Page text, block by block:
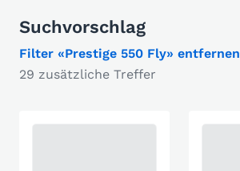
Suchvorschlag
Filter «Prestige 550 Fly» entfernen
29 zusätzliche Treffer